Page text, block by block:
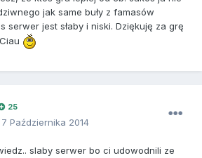
jak same buły z famasów
serwer jest słaby i niski. Dziękuję za grę
25
7 Października 2014
slaby serwer bo ci udowodnili ze